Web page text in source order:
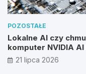
POZOSTAŁE
Lokalne AI czy
komputer NVIDIA AI
21 lipca 2026